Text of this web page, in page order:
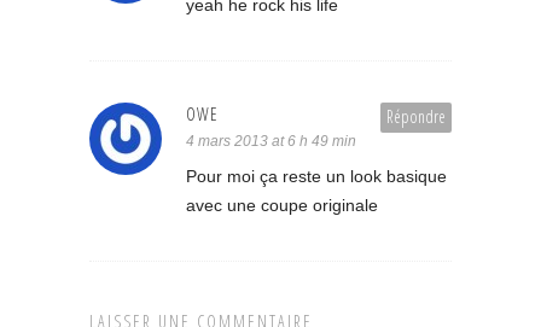
yeah he rock his life
Répondre
OWE
4 mars 2013 at 6 h 49 min
Pour moi ça reste un look basique
avec une coupe originale
LAISSER UNE COMMENTAIRE